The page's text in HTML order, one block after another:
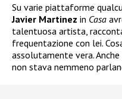
Su varie piattaforme
Javier Martinez in Casa
talentuosa artista,
frequentazione con lei.
assolutamente vera.
non stava nemmeno